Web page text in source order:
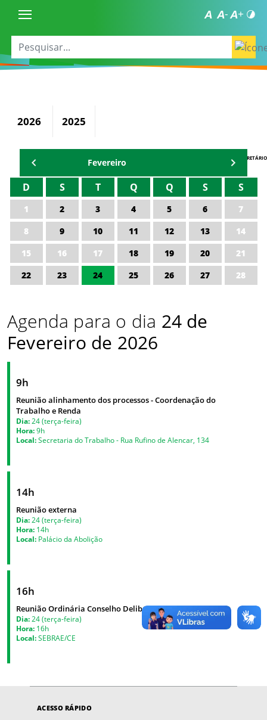
2026 2025
AGENDA DO SECRETÁRIO
Fevereiro
D S T Q Q S S
1 2 3 4 5 6
7
8
9 10 11 12 13
14
15
16 17 18 19 20
21
22
23 24 25 26 27 28
Agenda para o dia 24 de
Fevereiro de 2026
9h
Reunião alinhamento dos processos - Coordenação do
Trabalho e Renda
Dia: 24 (terça-feira)
Hora:9h
Local:Secretaria do Trabalho - Rua Rufino de Alencar, 134
14h
Reunião externa
Dia: 24 (terça-feira)
Hora: 14h
Local: Palácio da Abolição
16h
Reunião Ordinária Conselho Deliberativo do SEBRAE
Dia: 24 (terça-feira)
Hora: 16h
Local:SEBRAE/CE
ACESSO RÁPIDO